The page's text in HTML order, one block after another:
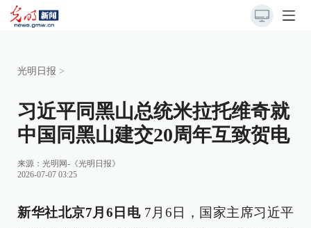
光明日报 >
习近平同黑山总统米拉托维奇就
中国同黑山建交20周年互致贺电
来源： 光明网-《光明日报》
2026-07-07 03:25
新华社北京7月6日电 7月6日，国家主席习近平